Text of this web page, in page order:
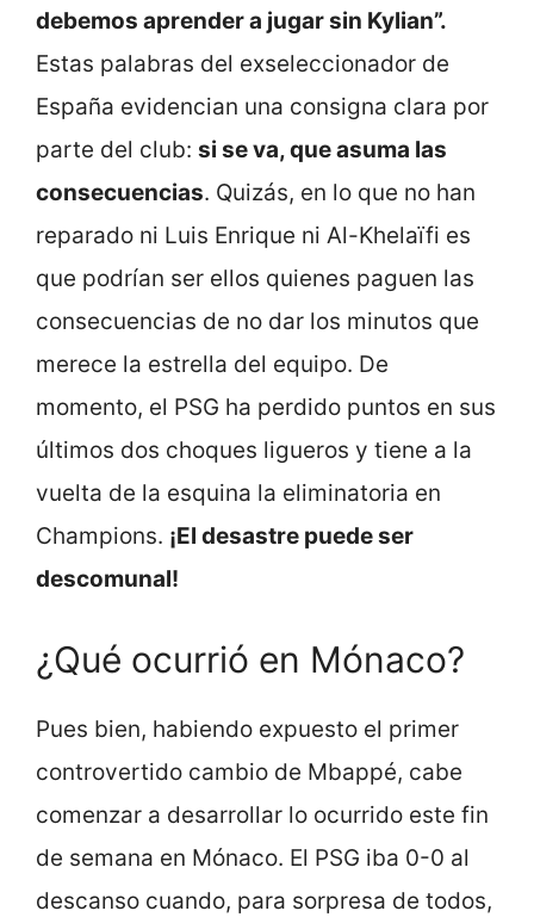
debemos aprender a jugar sin Kylian”.
Estas palabras del exseleccionador de
España evidencian una consigna clara por
parte del club: si se va, que asuma las
consecuencias. Quizás, en lo que no han
reparado ni Luis Enrique ni Al-Khelaïfi es
que podrían ser ellos quienes paguen las
consecuencias de no dar los minutos que
merece la estrella del equipo. De
momento, el PSG ha perdido puntos en sus
últimos dos choques ligueros y tiene a la
vuelta de la esquina la eliminatoria en
Champions. ¡El desastre puede ser
descomunal!
¿Qué ocurrió en Mónaco?
Pues bien, habiendo expuesto el primer
controvertido cambio de Mbappé, cabe
comenzar a desarrollar lo ocurrido este fin
de semana en Mónaco. El PSG iba 0-0 al
descanso cuando, para sorpresa de todos,